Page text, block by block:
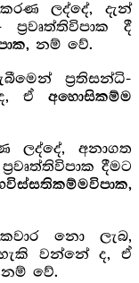
ලද්දේ, දැන්
දී
නම් වේ.
ප්‍රතිසන්ධි-
ද, ඒ අහොසිකම්ම
ලද්දේ, අනාගත
දීමට
නො ලැබ,
හැකි වන්නේ ද, ඒ
නම් වේ.